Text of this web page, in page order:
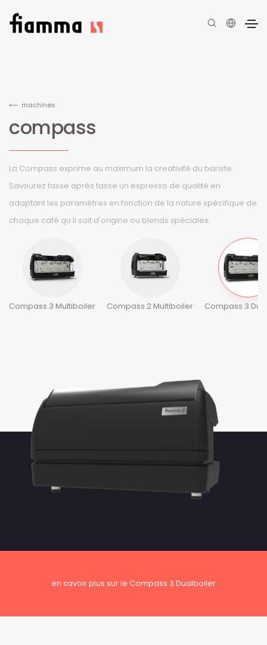
machines
compass
La Compass exprime au maximum la creativité du bariste.
Savourez tasse après tasse un espresso de qualité en
adaptant les paramètres en fonction de la nature spécifique de
chaque café qu il soit d'origine ou blends spéciales.
Compass 3 Multiboiler Compass 2 Multiboiler Compass 3
en savoir plus sur le Compass 3 Dualboiler